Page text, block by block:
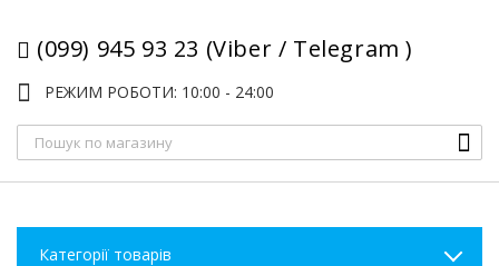
(099) 945 93 23 (Viber / Telegram )
РЕЖИМ РОБОТИ: 10:00 - 24:00
Категорії товарів